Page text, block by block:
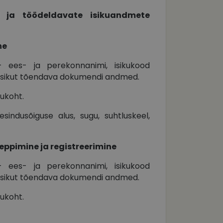
ja töödeldavate isikuandmete
ees- ja perekonnanimi, isikukood
tõendava dokumendi andmed.
alus, sugu, suhtluskeel,
ja registreerimine
ees- ja perekonnanimi, isikukood
tõendava dokumendi andmed.
et Cookie-
See on
eest
- see on
kasutajate
genereeritud
kasutatakse
andmete
aadressi
kohta,
kohta,
kohta, mida
teha kindlaks,
näiteks reaalajas